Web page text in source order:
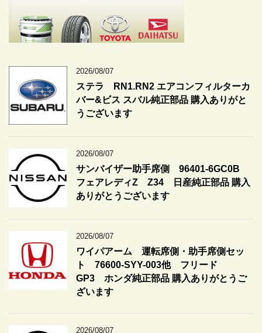
2026/08/07
ステラ RN1.RN2 エアコンフィルターカ
バー&ビス スバル純正部品 購入ありがと
うございます
2026/08/07
サンバイザー助手席側 96401-6GC0B
フェアレディZ Z34 日産純正部品 購入
ありがとうございます
2026/08/07
ワイパアーム 運転席側・助手席側セッ
ト 76600-SYY-003他 フリード
GP3 ホンダ純正部品 購入ありがとうご
ざいます
2026/08/07